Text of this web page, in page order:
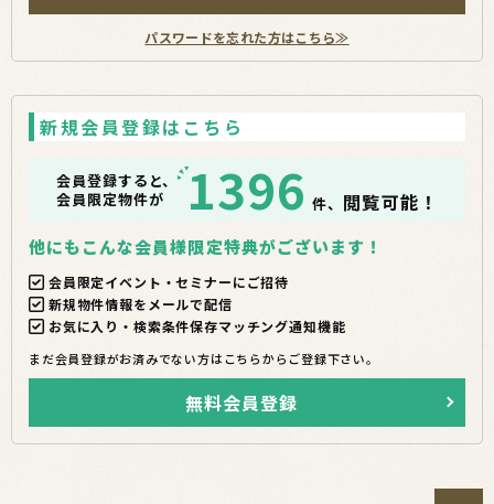
パスワードを忘れた方はこちら≫
新規会員登録はこちら
会員登録すると、
会員限定物件が
1396 件、 閲覧可能！
他にもこんな会員様限定特典がございます！
会員限定イベント・セミナーにご招待
新規物件情報をメールで配信
お気に入り・検索条件保存マッチング通知機能
まだ会員登録がお済みでない方はこちらからご登録下さい。
無料会員登録